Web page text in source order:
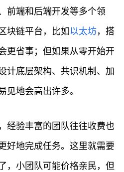
前端和后端开发等多个领
块链平台，比如以太坊，搭
更省事；但如果从零开始开
计底层架构、共识机制、加
见地会高出许多。
经验丰富的团队往往收费也
好地完成任务。这里就需要
，小团队可能价格亲民，但